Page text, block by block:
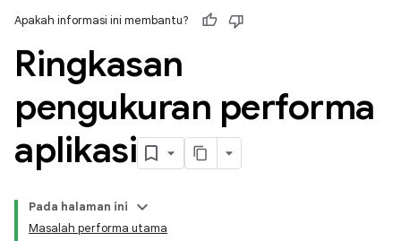
Apakah informasi ini membantu?
Ringkasan
pengukuran performa
aplikasi
Pada halaman ini
Masalah performa utama